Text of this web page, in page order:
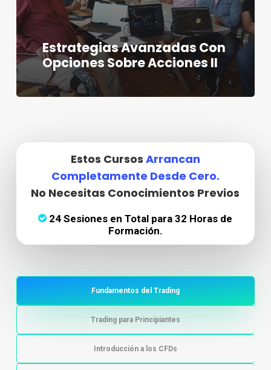
Estrategias Avanzadas Con
Opciones Sobre Acciones II
Estos Cursos Arrancan
Completamente Desde Cero.
No Necesitas Conocimientos Previos
24 Sesiones en Total para 32 Horas de
Formación.
Fundamentos del Trading
Trading para Principiantes
Introducción a los CFDs